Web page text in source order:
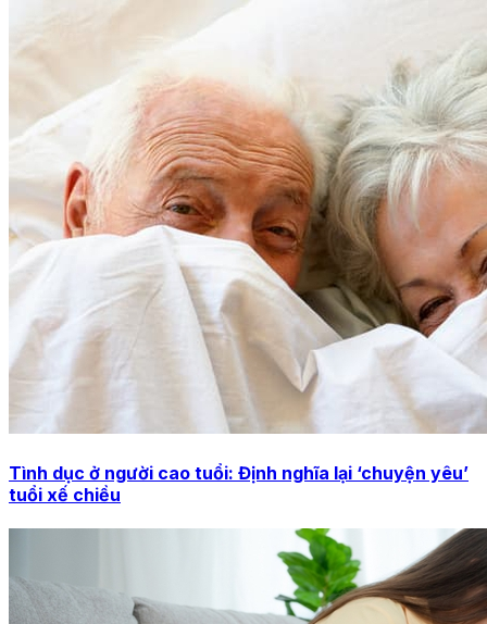
Tình dục ở người cao tuổi: Định nghĩa lại ‘chuyện yêu’
tuổi xế chiều